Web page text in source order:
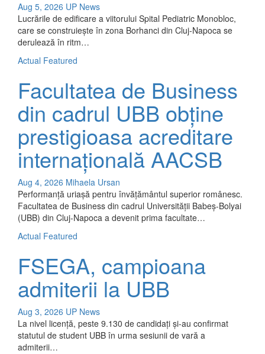
Aug 5, 2026 UP News
Lucrările de edificare a viitorului Spital Pediatric Monobloc,
care se construiește în zona Borhanci din Cluj-Napoca se
derulează în ritm…
Actual Featured
Facultatea de Business
din cadrul UBB obține
prestigioasa acreditare
internațională AACSB
Aug 4, 2026 Mihaela Ursan
Performanță uriașă pentru învățământul superior românesc.
Facultatea de Business din cadrul Universității Babeș-Bolyai
(UBB) din Cluj-Napoca a devenit prima facultate…
Actual Featured
FSEGA, campioana
admiterii la UBB
Aug 3, 2026 UP News
La nivel licență, peste 9.130 de candidați și-au confirmat
statutul de student UBB în urma sesiunii de vară a
admiterii…